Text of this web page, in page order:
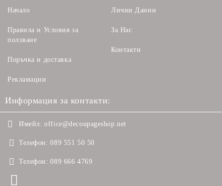
Начало
Правила и Условия за
ползване
Поръчка и доставка
Рекламации
Лични Данни
За Нас
Контакти
Информация за контакти:
Имейл: office@decoupageshop.net
Телефон: 089 551 50 50
Телефон: 089 666 4769